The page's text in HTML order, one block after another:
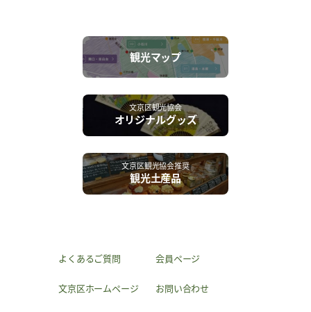
観光マップ
文京区観光協会
オリジナルグッズ
文京区観光協会推奨
観光土産品
よくあるご質問 会員ページ
文京区ホームページ お問い合わせ